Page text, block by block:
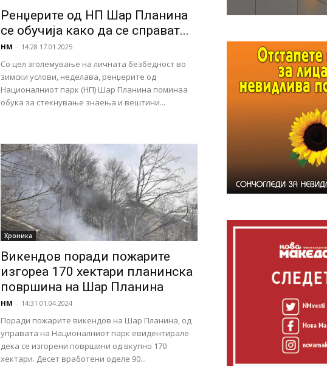
Ренџерите од НП Шар Планина
се обучија како да се справат...
НМ - 14:28 17.01.2025
Со цел зголемување на личната безбедност во
зимски услови, неделава, ренџерите од
Националниот парк (НП) Шар Планина поминаа
обука за стекнување знаења и вештини...
Хроника
Викендов поради пожарите
изгореа 170 хектари планинска
површина на Шар Планина
НМ - 14:31 01.04.2024
Поради пожарите викендов на Шар Планина, од
управата на Националниот парк евидентирале
дека се изгорени површини од вкупно 170
хектари. Десет вработени оделе 90...